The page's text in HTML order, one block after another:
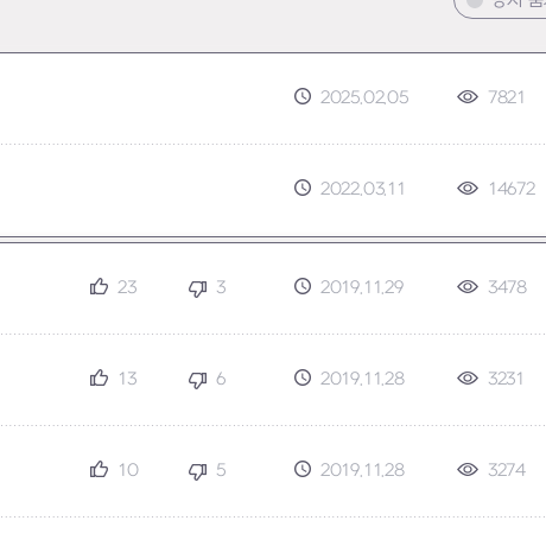
2025.02.05 7821
2022.03.11 14672
23 3 2019.11.29 3478
13 6 2019.11.28 3231
10 5 2019.11.28 3274